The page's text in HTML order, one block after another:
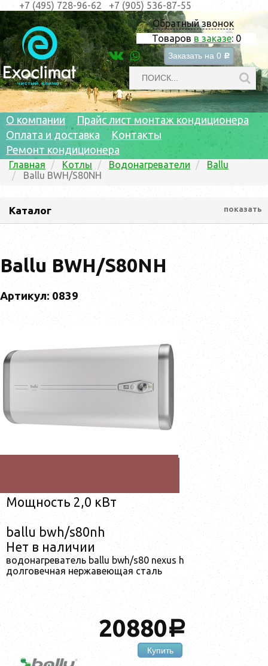
Обратный звонок
Товаров в заказе: 0
Заказать на 0 c
+7 (495) 728-96-62 +7 (905) 536-87-55
О компании
Прайс лист монтаж кондиционера
Оплата и доставка
Контакты
Ремонт кондиционера
Главная Котлы Водонагреватели
Ballu
Ballu BWH/S80NH
Каталог показать
Ballu BWH/S80NH
Артикул: 0839
Мощность 2,0 кВт
ballu bwh/s80nh
Нет в наличии
водонагреватель ballu bwh/s80 nexus h
долговечная нержавеющая сталь
20880a
Купить